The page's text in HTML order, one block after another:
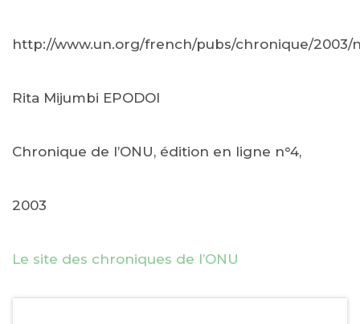
http://www.un.org/french/pubs/chronique/2003/
Rita Mijumbi EPODOI
Chronique de l’ONU, édition en ligne n°4,
2003
Le site des chroniques de l’ONU